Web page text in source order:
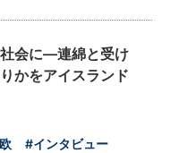
会に―連綿と受け
かをアイスランド
#インタビュー